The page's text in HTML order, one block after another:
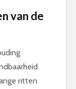
van de
ritten